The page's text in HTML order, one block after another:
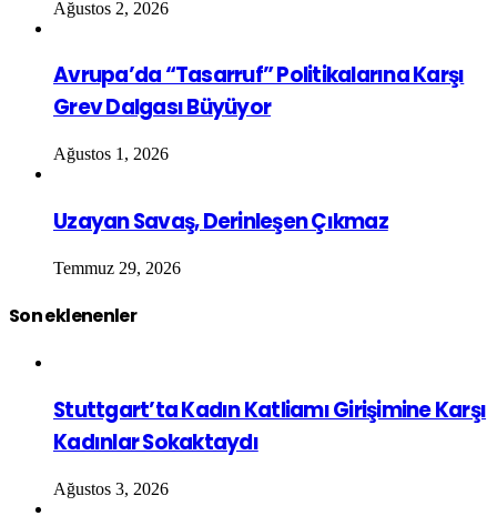
Ağustos 2, 2026
Avrupa’da “Tasarruf” Politikalarına Karşı
Grev Dalgası Büyüyor
Ağustos 1, 2026
Uzayan Savaş, Derinleşen Çıkmaz
Temmuz 29, 2026
Son eklenenler
Stuttgart’ta Kadın Katliamı Girişimine Karşı
Kadınlar Sokaktaydı
Ağustos 3, 2026